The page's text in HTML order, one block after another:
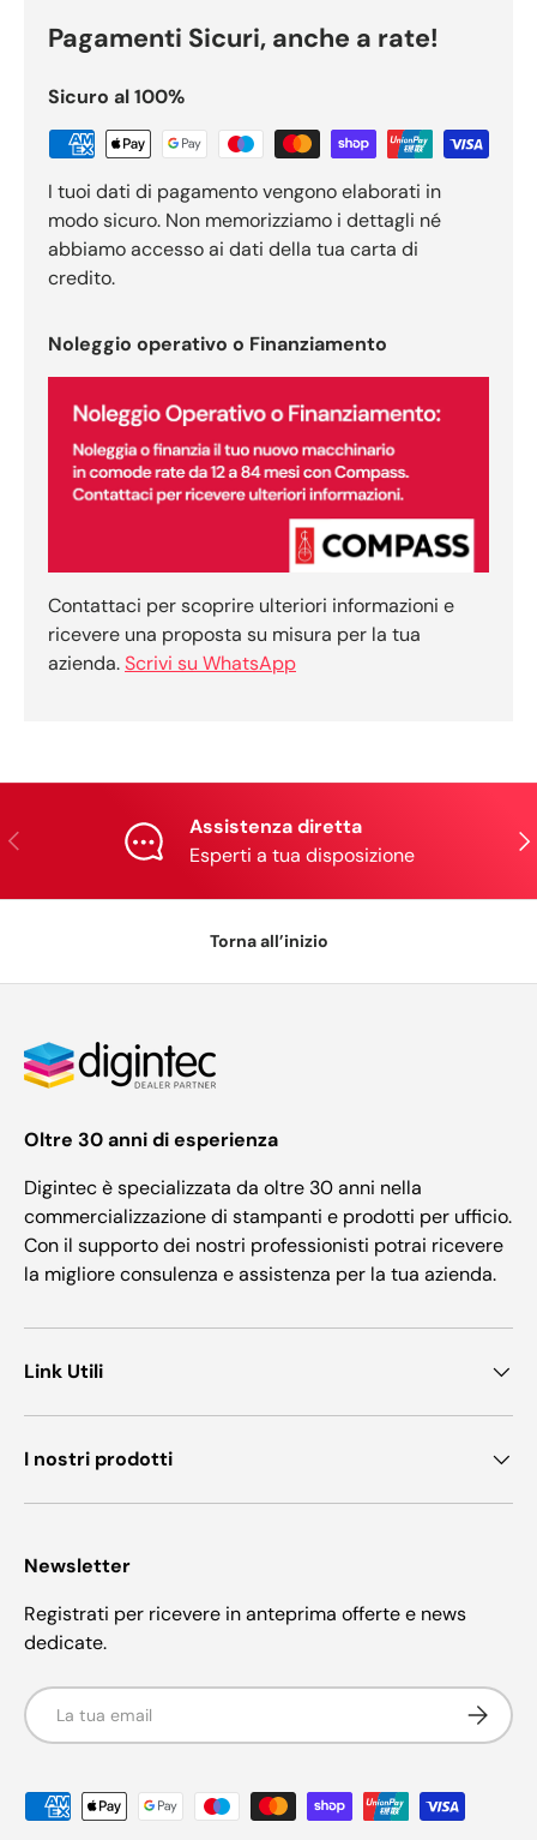
Pagamenti Sicuri, anche a rate!
Sicuro al 100%
I tuoi dati di pagamento vengono elaborati in
modo sicuro. Non memorizziamo i dettagli né
abbiamo accesso ai dati della tua carta di
credito.
Noleggio operativo o Finanziamento
Contattaci per scoprire ulteriori informazioni e
ricevere una proposta su misura per la tua
azienda.Scrivi su WhatsApp
Indietro
Assistenza diretta
Esperti a tua disposizione
Torna all’inizio
Oltre 30 anni di esperienza
Digintec è specializzata da oltre 30 anni nella
commercializzazione di stampanti e prodotti per ufficio.
Con il supporto dei nostri professionisti potrai ricevere
la migliore consulenza e assistenza per la tua azienda.
Link Utili
I nostri prodotti
Newsletter
Registrati per ricevere in anteprima offerte e news
dedicate.
Email Iscriviti
Metodi di pagamento accettati